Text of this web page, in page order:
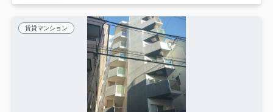
賃貸マンション